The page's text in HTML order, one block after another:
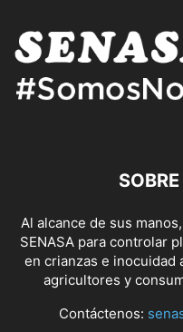
Al alcance de sus
SENASA para controlar
en crianzas e inocuidad
agricultores y
Contáctenos: